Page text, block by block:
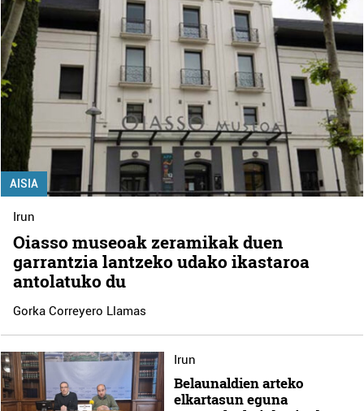
AISIA
Irun
Oiasso museoak zeramikak duen
garrantzia lantzeko udako ikastaroa
antolatuko du
Gorka Correyero Llamas
Irun
Belaunaldien arteko
elkartasun eguna